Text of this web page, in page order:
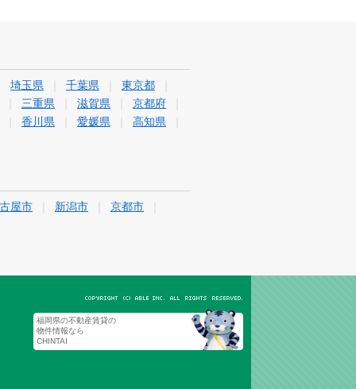
埼玉県 千葉県
東京都
三重県
滋賀県
京都府
香川県
愛媛県 高知県
屋市 新潟市 京都市
福岡県の不動産賃貸の
物件情報なら
CHINTAI